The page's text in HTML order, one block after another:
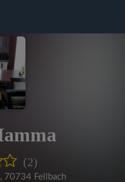
(2)
, 70734 Fellbach